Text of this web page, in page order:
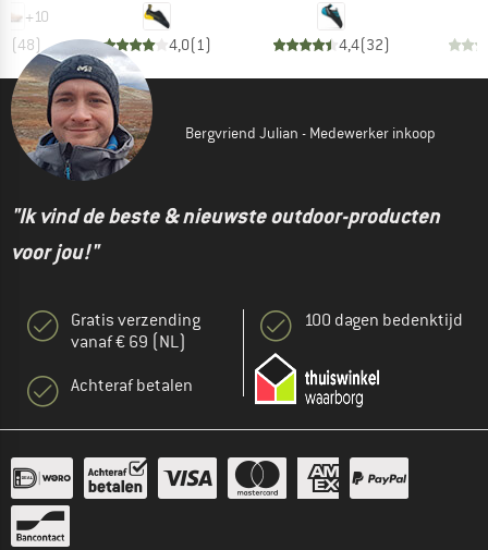
+10
(48) 4,0(1) 4,4(32)
Bergvriend Julian - Medewerker inkoop
"Ik vind de beste & nieuwste outdoor-producten
voor jou!"
Gratis verzending
vanaf € 69 (NL)
Achteraf betalen
100 dagen bedenktijd